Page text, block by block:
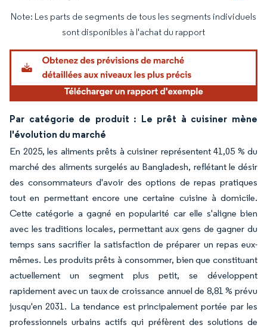
Image © Mordor Intelligence. La réutilisation nécessite une attribution sous CC BY
Note: Les parts de segments de tous les segments individuels
sont disponibles à l'achat du rapport
Par catégorie de produit : Le prêt à cuisiner mène
l'évolution du marché
En 2025, les aliments prêts à cuisiner représentent 41,05 % du
marché des aliments surgelés au Bangladesh, reflétant le désir
des consommateurs d'avoir des options de repas pratiques
tout en permettant encore une certaine cuisine à domicile.
Cette catégorie a gagné en popularité car elle s'aligne bien
avec les traditions locales, permettant aux gens de gagner du
temps sans sacrifier la satisfaction de préparer un repas eux-
mêmes. Les produits prêts à consommer, bien que constituant
actuellement un segment plus petit, se développent
rapidement avec un taux de croissance annuel de 8,81 % prévu
jusqu'en 2031. La tendance est principalement portée par les
professionnels urbains actifs qui préfèrent des solutions de